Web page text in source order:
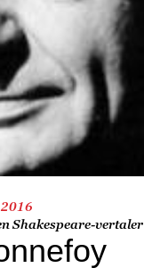
Shakespeare-vertaler